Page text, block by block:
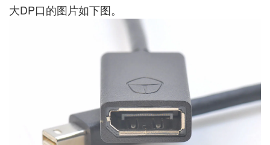
大DP口的图片如下图。